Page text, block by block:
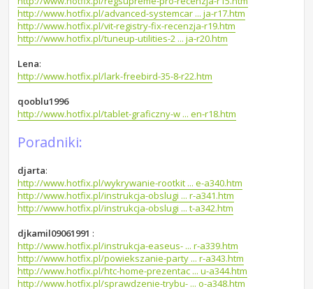
http://www.hotfix.pl/advanced-systemcar ... ja-r17.htm
http://www.hotfix.pl/vit-registry-fix-recenzja-r19.htm
http://www.hotfix.pl/tuneup-utilities-2 ... ja-r20.htm
Lena:
http://www.hotfix.pl/lark-freebird-35-8-r22.htm
qooblu1996
http://www.hotfix.pl/tablet-graficzny-w ... en-r18.htm
Poradniki:
djarta:
http://www.hotfix.pl/wykrywanie-rootkit ... e-a340.htm
http://www.hotfix.pl/instrukcja-obslugi ... r-a341.htm
http://www.hotfix.pl/instrukcja-obslugi ... t-a342.htm
djkamil09061991 :
http://www.hotfix.pl/instrukcja-easeus- ... r-a339.htm
http://www.hotfix.pl/powiekszanie-party ... r-a343.htm
http://www.hotfix.pl/htc-home-prezentac ... u-a344.htm
http://www.hotfix.pl/sprawdzenie-trybu- ... o-a348.htm